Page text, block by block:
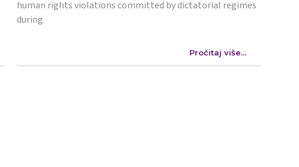
human rights violations committed by dictatorial regimes
during
Pročitaj više...